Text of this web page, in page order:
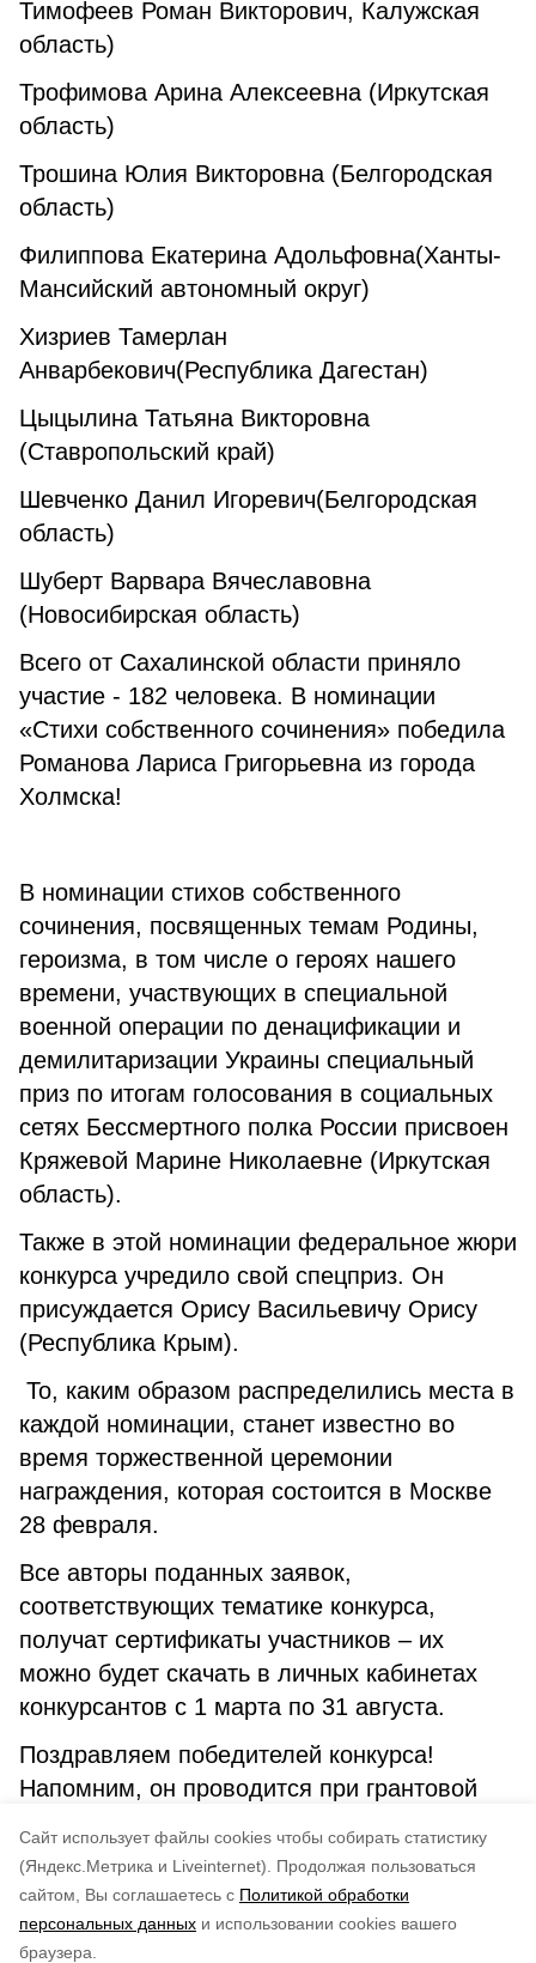
Cайт использует файлы cookies чтобы собирать статистику
(Яндекс.Метрика и Liveinternet).
Продолжая пользоваться
сайтом, Вы соглашаетесь с Политикой обработки
персональных данных и использовании cookies вашего
браузера.
Тимофеев Роман Викторович, Калужская
область)
Трофимова Арина Алексеевна (Иркутская
область)
Трошина Юлия Викторовна (Белгородская
область)
Филиппова Екатерина Адольфовна(Ханты-
Мансийский автономный округ)
Хизриев Тамерлан
Анварбекович(Республика Дагестан)
Цыцылина Татьяна Викторовна
(Ставропольский край)
Шевченко Данил Игоревич(Белгородская
область)
Шуберт Варвара Вячеславовна
(Новосибирская область)
Всего от Сахалинской области приняло
участие - 182 человека. В номинации
«Стихи собственного сочинения» победила
Романова Лариса Григорьевна из города
Холмска!
В номинации стихов собственного
сочинения, посвященных темам Родины,
героизма, в том числе о героях нашего
времени, участвующих в специальной
военной операции по денацификации и
демилитаризации Украины специальный
приз по итогам голосования в социальных
сетях Бессмертного полка России присвоен
Кряжевой Марине Николаевне (Иркутская
область).
Также в этой номинации федеральное жюри
конкурса учредило свой спецприз. Он
присуждается Орису Васильевичу Орису
(Республика Крым).
То, каким образом распределились места в
каждой номинации, станет известно во
время торжественной церемонии
награждения, которая состоится в Москве
28 февраля.
Все авторы поданных заявок,
соответствующих тематике конкурса,
получат сертификаты участников – их
можно будет скачать в личных кабинетах
конкурсантов с 1 марта по 31 августа.
Поздравляем победителей конкурса!
Напомним, он проводится при грантовой
культурных инициатив.
по оценке